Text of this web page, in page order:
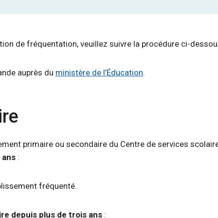
de fréquentation, veuillez suivre la procédure ci-
auprès du ministère de l’Éducation.
primaire ou secondaire du Centre de services
:
fréquenté.
depuis plus de trois ans :